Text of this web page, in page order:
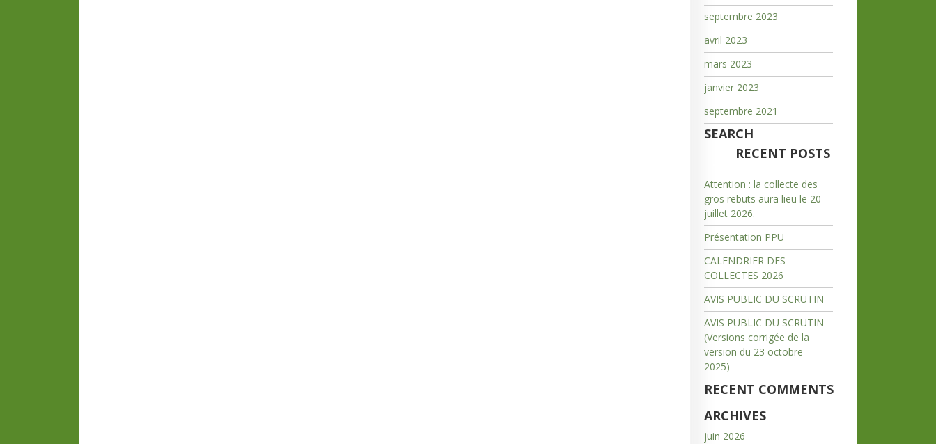
septembre 2023
avril 2023
mars 2023
janvier 2023
septembre 2021
SEARCH
RECENT POSTS
Attention : la collecte des
gros rebuts aura lieu le 20
juillet 2026.
Présentation PPU
CALENDRIER DES
COLLECTES 2026
AVIS PUBLIC DU SCRUTIN
AVIS PUBLIC DU SCRUTIN
(Versions corrigée de la
version du 23 octobre
2025)
RECENT COMMENTS
ARCHIVES
juin 2026